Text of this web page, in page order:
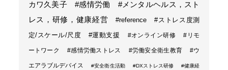
カワ久美子
#感情労働
#メンタルヘルス，スト
レス，研修，健康経営
#reference
#ストレス度測
定/スケール/尺度
#運動支援 #オンライン研修 #リモ
ートワーク #感情労働ストレス #労働安全衛生教育 #ウ
エアラブルデバイス #安全衛生活動 #DXストレス研修 #健康経